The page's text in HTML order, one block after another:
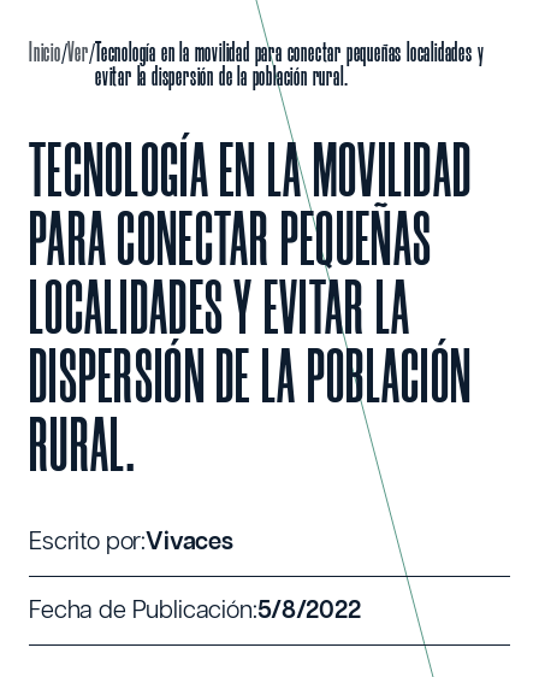
Inicio/Ver/Tecnología en la movilidad para conectar pequeñas localidades y
evitar la dispersión de la población rural.
TECNOLOGÍA EN LA MOVILIDAD
PARA CONECTAR PEQUEÑAS
LOCALIDADES Y EVITAR LA
DISPERSIÓN DE LA POBLACIÓN
RURAL.
Escrito por:Vivaces
Fecha de Publicación:5/8/2022